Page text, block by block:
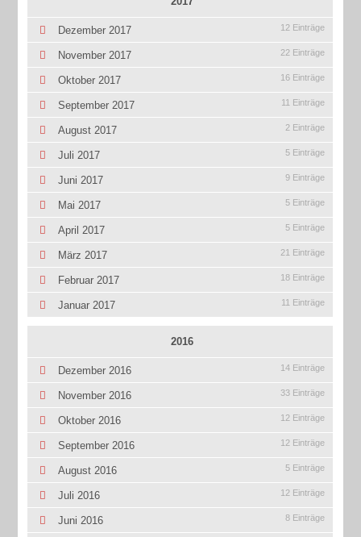
Dezember 2017 12 Einträge
November 2017 22 Einträge
Oktober 2017 16 Einträge
September 2017 11 Einträge
August 2017 2 Einträge
Juli 2017 5 Einträge
Juni 2017 9 Einträge
Mai 2017 5 Einträge
April 2017 5 Einträge
März 2017 21 Einträge
Februar 2017 18 Einträge
Januar 2017 11 Einträge
2016
Dezember 2016 14 Einträge
November 2016 33 Einträge
Oktober 2016 12 Einträge
September 2016 12 Einträge
August 2016 5 Einträge
Juli 2016 12 Einträge
Juni 2016 8 Einträge